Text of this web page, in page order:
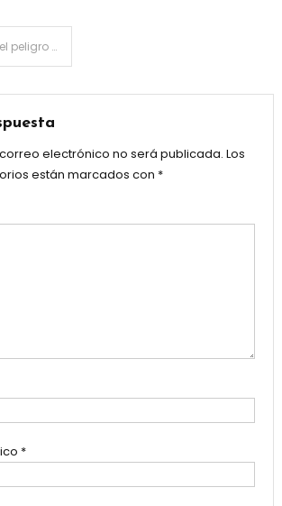
gripe o frenador descongestivo
electrónico no será publicada. Los
están marcados con *
*